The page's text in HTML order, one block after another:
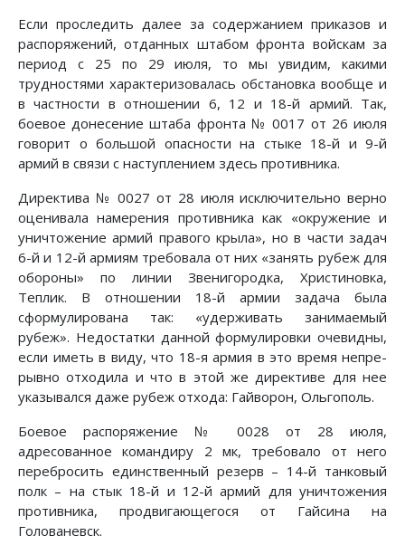
Если проследить далее за содержанием приказов и
рас­поряжений, отданных штабом фронта войскам за
период с 25 по 29 июля, то мы увидим, какими
трудностями характе­ризовалась обстановка вообще и
в частности в отношении 6, 12 и 18-й армий. Так,
боевое донесение штаба фронта № 0017 от 26 июля
говорит о большой опасности на стыке 18-й и 9-й
армий в связи с наступлением здесь противника.
Директива № 0027 от 28 июля исключительно верно
оце­нивала намерения противника как «окружение и
уничтоже­ние армий правого крыла», но в части задач
6-й и 12-й ар­миям требовала от них «занять рубеж для
обороны» по ли­нии Звенигородка, Христиновка,
Теплик. В отношении 18-й армии задача была
сформулирована так: «удерживать зани­маемый
рубеж». Недостатки данной формулировки очевид­ны,
если иметь в виду, что 18-я армия в это время непре­
рывно отходила и что в этой же директиве для нее
указы­вался даже рубеж отхода: Гайворон, Ольгополь.
Боевое распоряжение № 0028 от 28 июля,
адресованное командиру 2 мк, требовало от него
перебросить единственный резерв – 14-й танковый
полк – на стык 18-й и 12-й армий для уничтожения
противника, продвигающегося от Гайсина на
Голованевск.